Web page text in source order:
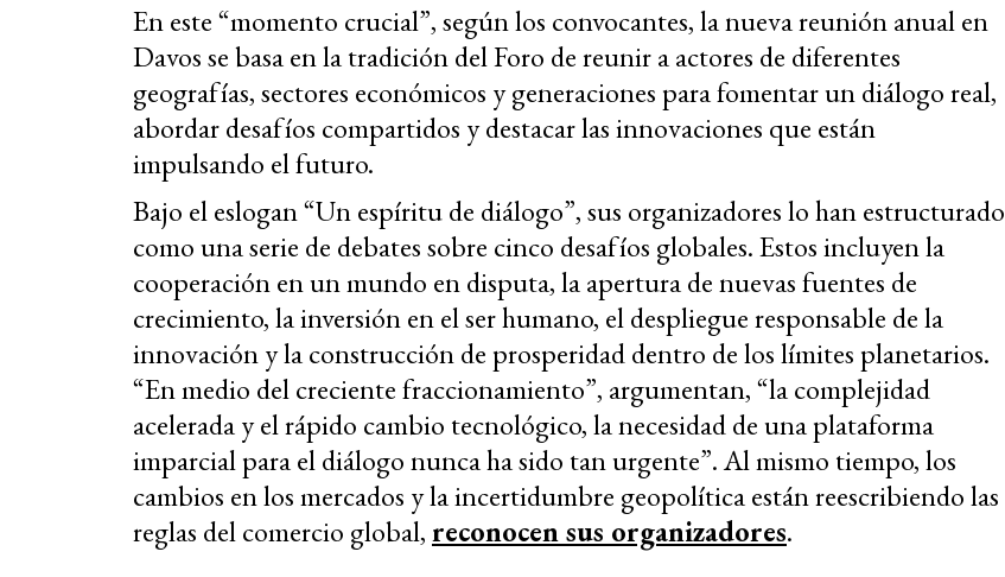
En este “momento crucial”, según los convocantes, la nueva reunión anual en
Davos se basa en la tradición del Foro de reunir a actores de diferentes
geografías, sectores económicos y generaciones para fomentar un diálogo real,
abordar desafíos compartidos y destacar las innovaciones que están
impulsando el futuro.
Bajo el eslogan “Un espíritu de diálogo”, sus organizadores lo han estructurado
como una serie de debates sobre cinco desafíos globales. Estos incluyen la
cooperación en un mundo en disputa, la apertura de nuevas fuentes de
crecimiento, la inversión en el ser humano, el despliegue responsable de la
innovación y la construcción de prosperidad dentro de los límites planetarios.
“En medio del creciente fraccionamiento”, argumentan, “la complejidad
acelerada y el rápido cambio tecnológico, la necesidad de una plataforma
imparcial para el diálogo nunca ha sido tan urgente”. Al mismo tiempo, los
cambios en los mercados y la incertidumbre geopolítica están reescribiendo las
reglas del comercio global,reconocen sus organizadores.